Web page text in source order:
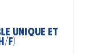
unique et
F)